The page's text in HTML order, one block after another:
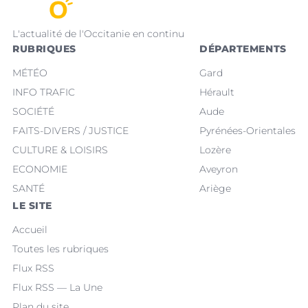
L'actualité de l'Occitanie en continu
RUBRIQUES
MÉTÉO
INFO TRAFIC
SOCIÉTÉ
FAITS-DIVERS / JUSTICE
CULTURE & LOISIRS
ECONOMIE
SANTÉ
DÉPARTEMENTS
Gard
Hérault
Aude
Pyrénées-Orientales
Lozère
Aveyron
Ariège
LE SITE
Accueil
Toutes les rubriques
Flux RSS
Flux RSS — La Une